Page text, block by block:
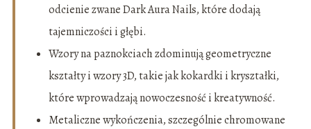
odcienie zwane Dark Aura Nails, które dodają
tajemniczości i głębi.
Wzory na paznokciach zdominują geometryczne
kształty i wzory 3D, takie jak kokardki i kryształki,
które wprowadzają nowoczesność i kreatywność.
Metaliczne wykończenia, szczególnie chromowane